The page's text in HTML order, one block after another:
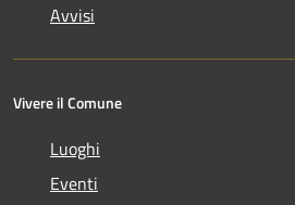
Avvisi
Vivere il Comune
Luoghi
Eventi